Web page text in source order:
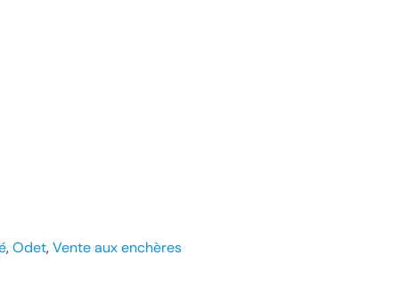
, Odet, Vente aux enchères